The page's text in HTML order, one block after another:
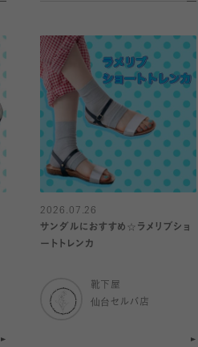
2026.07.26
サンダルにおすすめ☆ラメリブショ
ートトレンカ
靴下屋
仙台セルバ店